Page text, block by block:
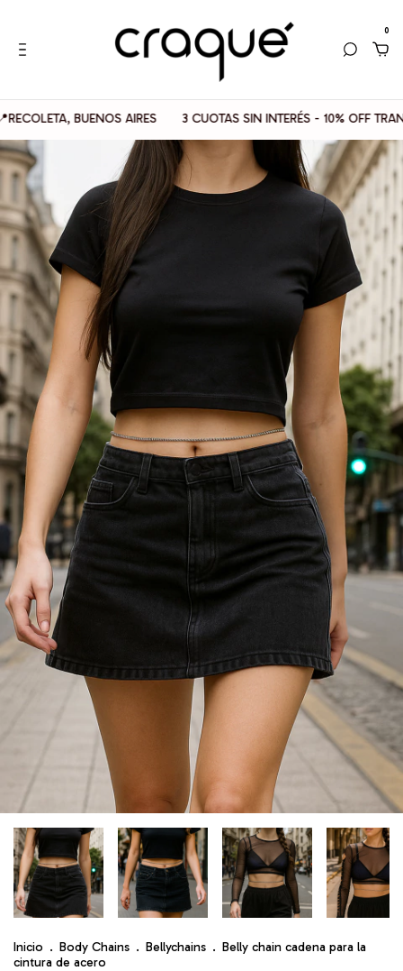
0
BUENOS AIRES 3 CUOTAS SIN INTERÉS - 10% OFF
Inicio . Body Chains . Bellychains . Belly chain cadena para la
cintura de acero